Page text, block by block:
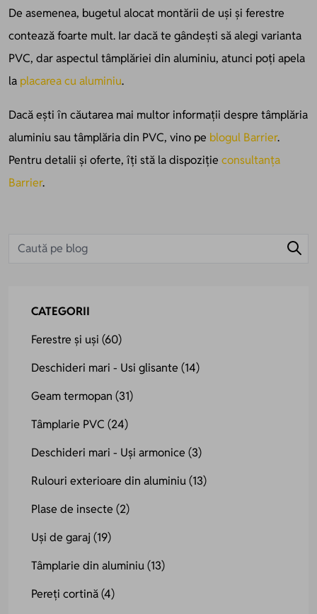
De asemenea, bugetul alocat montării de uși și ferestre
contează foarte mult. Iar dacă te gândești să alegi varianta
PVC, dar aspectul tâmplăriei din aluminiu, atunci poți apela
la placarea cu aluminiu.
Dacă ești în căutarea mai multor informații despre tâmplăria
aluminiu sau tâmplăria din PVC, vino pe blogul Barrier.
Pentru detalii și oferte, îți stă la dispoziție consultanța
Barrier.
CATEGORII
Ferestre și uși (60)
Deschideri mari - Usi glisante (14)
Geam termopan (31)
Tâmplarie PVC (24)
Deschideri mari - Uși armonice (3)
Rulouri exterioare din aluminiu(13)
Plase de insecte (2)
Uși de garaj(19)
Tâmplarie din aluminiu(13)
Pereți cortină(4)